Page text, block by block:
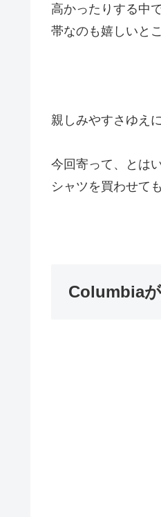
高かったりする中
帯なのも嬉しいとこ
親しみやすさゆえ
今回寄って、とは
シャツを買わせて
Columbia